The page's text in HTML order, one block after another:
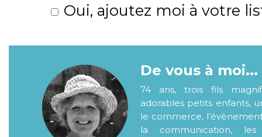
Oui, ajoutez moi à votre
De vous à moi...
74 ans, trois fils
adorables petits enfants,
le commerce,
la communication,